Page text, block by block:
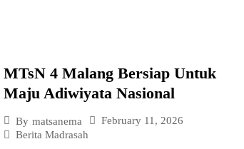
MTsN 4 Malang Bersiap Untuk
Maju Adiwiyata Nasional
By matsanema
February 11, 2026
Berita Madrasah